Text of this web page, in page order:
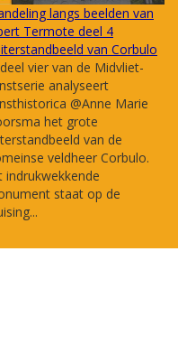
langs beelden van
Termote deel 4
van Corbulo
vier van de Midvliet-
analyseert
@Anne Marie
het grote
van de
veldheer Corbulo.
indrukwekkende
staat op de